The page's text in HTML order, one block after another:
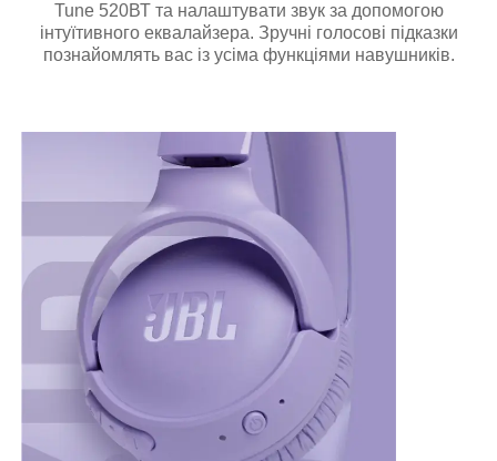
Tune 520ВТ та налаштувати звук за допомогою
інтуїтивного еквалайзера. Зручні голосові підказки
познайомлять вас із усіма функціями навушників.